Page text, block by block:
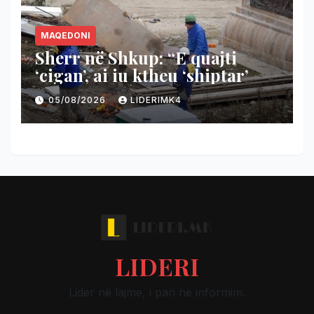
MAQEDONI
Sherr në Shkup: “E quajti
‘cigan’, ai iu ktheu ‘shiptar’
05/08/2026 LIDERIMK4
LIDERI
Lider në lajme, i pari në informim.